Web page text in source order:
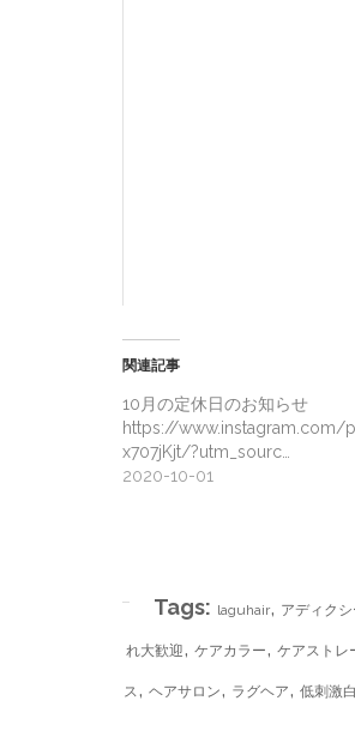
ピンクのカラーをW補修
ればお客様に提供します
A post
関連記事
10月の定休日のお知らせ
https://www.instagram.com/
x707jKjt/?utm_sourc…
2020-10-01
Tags: laguhair, アディク
れ大歓迎, ケアカラー, ケアストレ
ス, ヘアサロン, ラグヘア, 低刺激